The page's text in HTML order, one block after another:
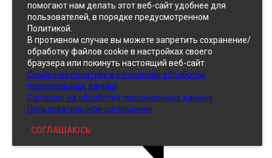
Кожзам
помогают нам делать этот веб-сайт удобнее для
пользователей, в порядке предусмотренном
Политикой.
В противном случае вы можете запретить сохранение/
обработку файлов cookie в настройках своего
браузера или покинуть настоящий веб-сайт.
Ссылка на политику в отношении обработки
персональных данных
Согласие на обработку персональных данных
Пользовательское соглашение
СОГЛАШАЮСЬ